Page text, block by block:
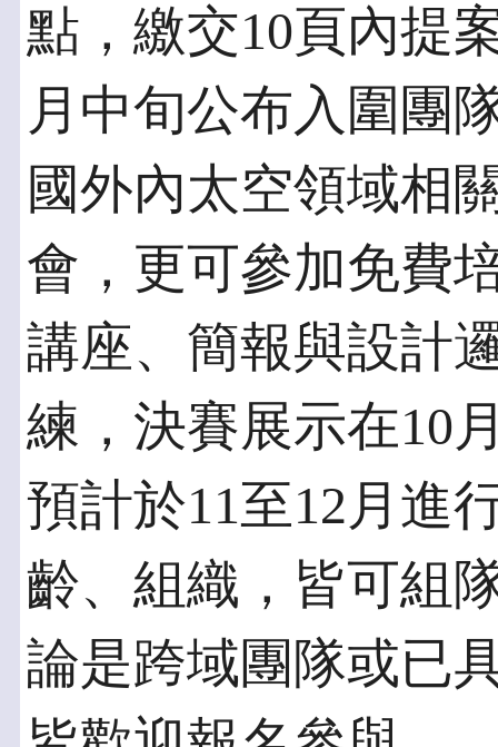
點，繳交10頁內提
月中旬公布入圍團
國外內太空領域相
會，更可參加免費
講座、簡報與設計
練，決賽展示在10
預計於11至12月進
齡、組織，皆可組
論是跨域團隊或已